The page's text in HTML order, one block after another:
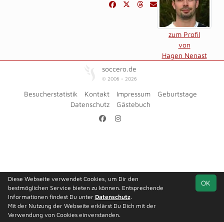
zum Profil
von
Hagen Nenast
soccero.de
© 2006 - 2026
Besucherstatistik Kontakt Impressum
Geburtstage
Datenschutz
Gästebuch
OK
Diese Webseite verwendet Cookies, um Dir den
bestmöglichen Service bieten zu können. Entsprechende
Informationen findest Du unter Datenschutz.
Mit der Nutzung der Webseite erklärst Du Dich mit der
Verwendung von Cookies einverstanden.